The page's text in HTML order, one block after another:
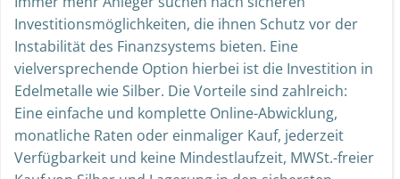
Investitionsmöglichkeiten, die ihnen Schutz vor der
Instabilität des Finanzsystems bieten. Eine
vielversprechende Option hierbei ist die Investition in
Edelmetalle wie Silber. Die Vorteile sind zahlreich:
Eine einfache und komplette Online-Abwicklung,
monatliche Raten oder einmaliger Kauf, jederzeit
Verfügbarkeit und keine Mindestlaufzeit, MWSt.-freier